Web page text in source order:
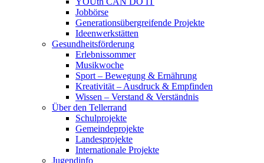
Jobbörse
Generationsübergreifende Projekte
Ideenwerkstätten
Gesundheitsförderung
Erlebnissommer
Musikwoche
Sport – Bewegung & Ernährung
Kreativität – Ausdruck & Empfinden
Wissen – Verstand & Verständnis
Über den Tellerrand
Schulprojekte
Gemeindeprojekte
Landesprojekte
Internationale Projekte
Jugendinfo